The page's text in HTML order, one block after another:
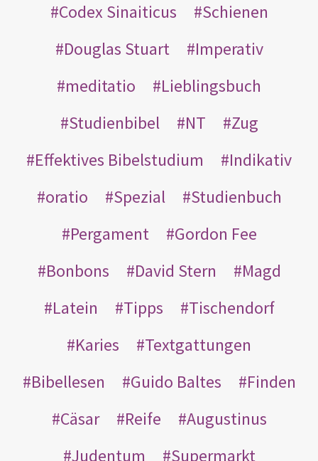
Codex Sinaiticus
Schienen
Douglas Stuart
Imperativ
meditatio
Lieblingsbuch
Studienbibel
NT
Zug
Effektives Bibelstudium
Indikativ
oratio
Spezial
Studienbuch
Pergament
Gordon Fee
Bonbons
David Stern
Magd
Latein
Tipps
Tischendorf
Karies
Textgattungen
Bibellesen
Guido Baltes
Finden
Cäsar
Reife
Augustinus
Judentum
Supermarkt